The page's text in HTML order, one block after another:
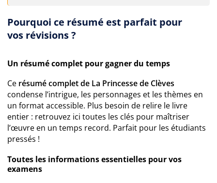
Pourquoi ce résumé est parfait pour
vos révisions ?
Un résumé complet pour gagner du temps
Ce résumé complet de La Princesse de Clèves
condense l’intrigue, les personnages et les thèmes en
un format accessible. Plus besoin de relire le livre
entier : retrouvez ici toutes les clés pour maîtriser
l’œuvre en un temps record. Parfait pour les étudiants
pressés !
Toutes les informations essentielles pour vos
examens